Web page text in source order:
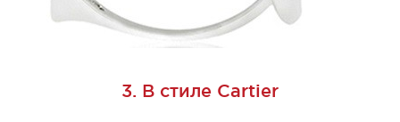
3. В стиле Cartier